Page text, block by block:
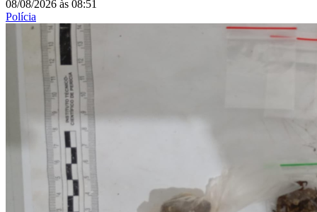
08/08/2026 às 08:51
Polícia